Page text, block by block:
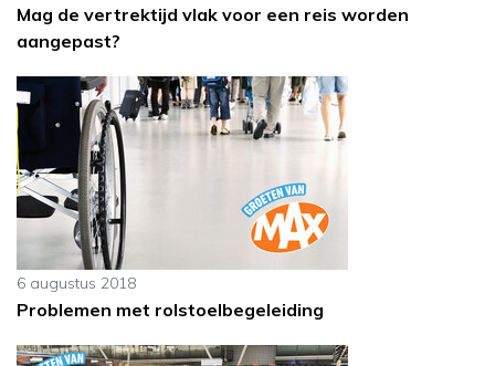
Mag de vertrektijd vlak voor een reis worden
aangepast?
6 augustus 2018
Problemen met rolstoelbegeleiding